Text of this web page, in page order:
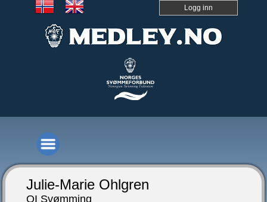
Logg inn
Julie-Marie Ohlgren
OI Svømming